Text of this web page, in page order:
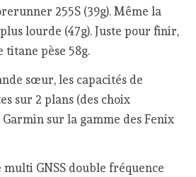
255S (39g). Même la
lourde (47g). Juste pour finir,
titane pèse 58g.
sœur, les capacités de
sur 2 plans (des choix
sur la gamme des Fenix
multi GNSS double fréquence